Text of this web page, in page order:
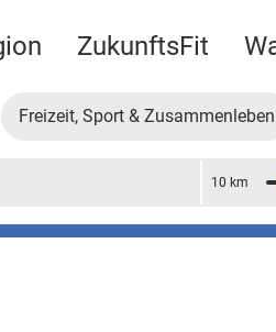
ZukunftsFit
Freizeit, Sport & Zusammenleben
10 km